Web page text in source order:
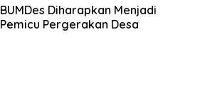
2019
BUMDes Diharapkan Menjadi
Pemicu Pergerakan Desa